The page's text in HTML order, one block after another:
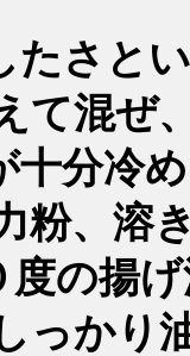
たさと
て混ぜ
十分冷
粉、溶
度の揚
っかり